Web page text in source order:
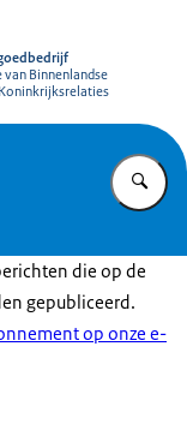
Binnenlandse
die op de
gepubliceerd.
op onze e-